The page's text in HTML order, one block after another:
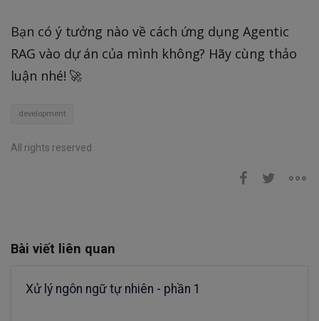
Bạn có ý tưởng nào về cách ứng dụng Agentic
RAG vào dự án của mình không? Hãy cùng thảo
luận nhé! 🚀
development
All rights reserved
Bài viết liên quan
Xử lý ngôn ngữ tự nhiên - phần 1